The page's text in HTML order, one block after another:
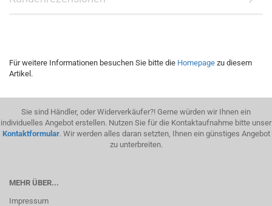
Für weitere Informationen besuchen Sie bitte die Homepage zu diesem
Artikel.
Sie sind Händler, oder Widerverkäufer?! Gerne würden wir Ihnen ein
individuelles Angebot erstellen. Nutzen Sie für die Kontaktaufnahme bitte unser
Kontaktformular. Wir werden alles daran setzten, Ihnen ein günstiges Angebot
zu unterbreiten.
MEHR ÜBER...
Impressum